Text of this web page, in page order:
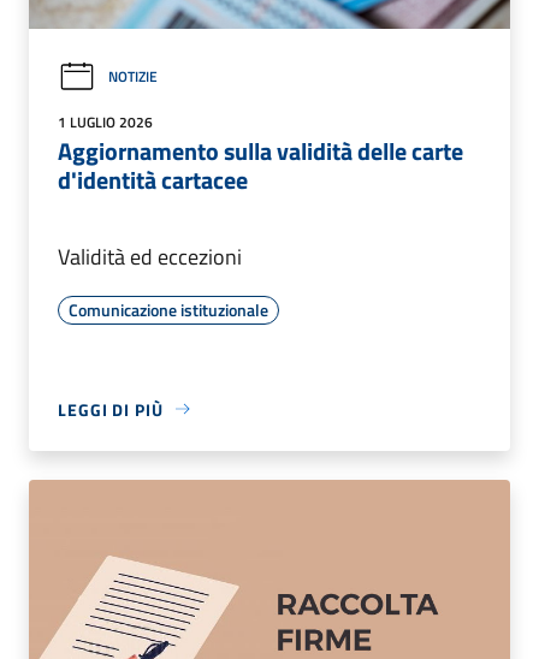
NOTIZIE
1 LUGLIO 2026
Aggiornamento sulla validità delle carte
d'identità cartacee
Validità ed eccezioni
Comunicazione istituzionale
LEGGI DI PIÙ